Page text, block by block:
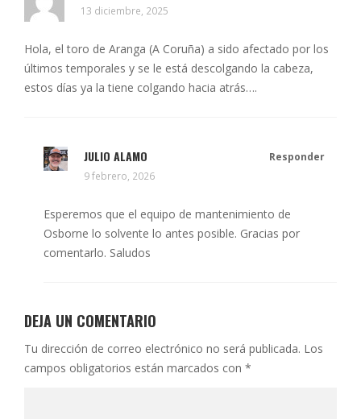
13 diciembre, 2025
Hola, el toro de Aranga (A Coruña) a sido afectado por los
últimos temporales y se le está descolgando la cabeza,
estos días ya la tiene colgando hacia atrás….
JULIO ALAMO
9 febrero, 2026
Responder
Esperemos que el equipo de mantenimiento de
Osborne lo solvente lo antes posible. Gracias por
comentarlo. Saludos
DEJA UN COMENTARIO
Tu dirección de correo electrónico no será publicada. Los
campos obligatorios están marcados con *